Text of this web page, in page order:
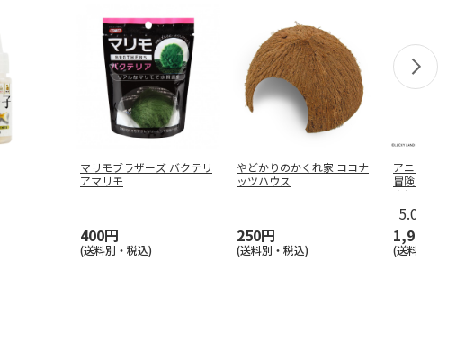
マリモブラザーズ バクテリ
アマリモ
400円
(送料別・税込)
やどかりのかくれ家 ココナ
ッツハウス
250円
(送料別・税込)
アニメ『ジ
冒険 黄金の
タとセッ
5.0
1,969円
(送料別・税